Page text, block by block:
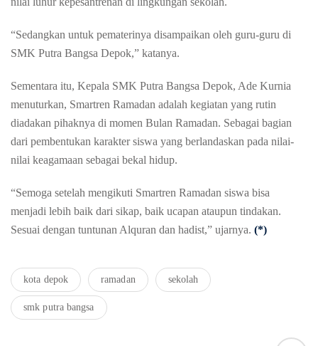
“Sedangkan untuk pematerinya disampaikan oleh guru-guru di
SMK Putra Bangsa Depok,” katanya.
Sementara itu, Kepala SMK Putra Bangsa Depok, Ade Kurnia
menuturkan, Smartren Ramadan adalah kegiatan yang rutin
diadakan pihaknya di momen Bulan Ramadan. Sebagai bagian
dari pembentukan karakter siswa yang berlandaskan pada nilai-
nilai keagamaan sebagai bekal hidup.
“Semoga setelah mengikuti Smartren Ramadan siswa bisa
menjadi lebih baik dari sikap, baik ucapan ataupun tindakan.
Sesuai dengan tuntunan Alquran dan hadist,” ujarnya. (*)
kota depok ramadan sekolah
smk putra bangsa